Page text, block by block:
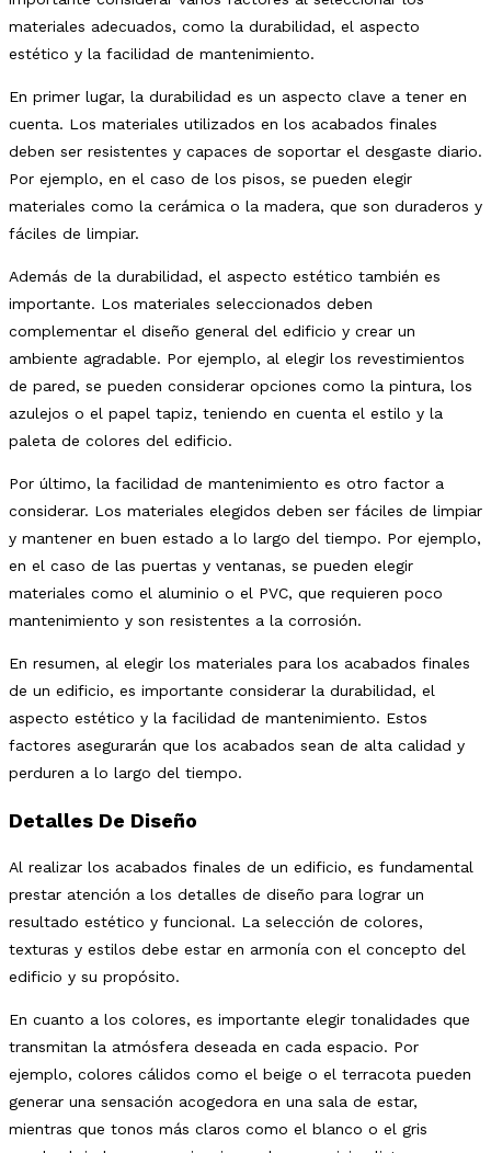
materiales adecuados, como la durabilidad, el aspecto
estético y la facilidad de mantenimiento.
En primer lugar, la durabilidad es un aspecto clave a tener en
cuenta. Los materiales utilizados en los acabados finales
deben ser resistentes y capaces de soportar el desgaste diario.
Por ejemplo, en el caso de los pisos, se pueden elegir
materiales como la cerámica o la madera, que son duraderos y
fáciles de limpiar.
Además de la durabilidad, el aspecto estético también es
importante. Los materiales seleccionados deben
complementar el diseño general del edificio y crear un
ambiente agradable. Por ejemplo, al elegir los revestimientos
de pared, se pueden considerar opciones como la pintura, los
azulejos o el papel tapiz, teniendo en cuenta el estilo y la
paleta de colores del edificio.
Por último, la facilidad de mantenimiento es otro factor a
considerar. Los materiales elegidos deben ser fáciles de limpiar
y mantener en buen estado a lo largo del tiempo. Por ejemplo,
en el caso de las puertas y ventanas, se pueden elegir
materiales como el aluminio o el PVC, que requieren poco
mantenimiento y son resistentes a la corrosión.
En resumen, al elegir los materiales para los acabados finales
de un edificio, es importante considerar la durabilidad, el
aspecto estético y la facilidad de mantenimiento. Estos
factores asegurarán que los acabados sean de alta calidad y
perduren a lo largo del tiempo.
Detalles De Diseño
Al realizar los acabados finales de un edificio, es fundamental
prestar atención a los detalles de diseño para lograr un
resultado estético y funcional. La selección de colores,
texturas y estilos debe estar en armonía con el concepto del
edificio y su propósito.
En cuanto a los colores, es importante elegir tonalidades que
transmitan la atmósfera deseada en cada espacio. Por
ejemplo, colores cálidos como el beige o el terracota pueden
generar una sensación acogedora en una sala de estar,
mientras que tonos más claros como el blanco o el gris